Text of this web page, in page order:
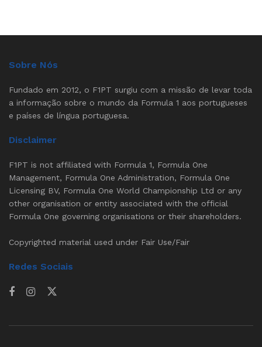
Sobre Nós
Fundado em 2012, o F1PT surgiu com a missão de levar toda
a informação sobre o mundo da Formula 1 aos portugueses
e países de língua portuguesa.
Disclaimer
F1PT is not affiliated with Formula 1, Formula One
Management, Formula One Administration, Formula One
Licensing BV, Formula One World Championship Ltd or any
other organisation or entity associated with the official
Formula One governing organisations or their shareholders.
Copyrighted material used under Fair Use/Fair
Redes Sociais